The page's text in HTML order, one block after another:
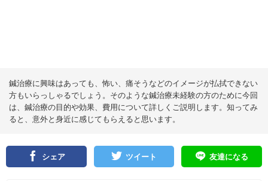
鍼治療に興味はあっても、怖い、痛そうなどのイメージが払拭できない
方もいらっしゃるでしょう。そのような鍼治療未経験の方のために今回
は、鍼治療の目的や効果、費用について詳しくご説明します。知ってみ
ると、意外と身近に感じてもらえると思います。
シェア ツイート 友達になる